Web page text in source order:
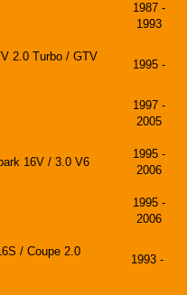
1987 -
1993
2.0 Turbo / GTV
1995 -
1997 -
2005
16V / 3.0 V6
1995 -
2006
1995 -
2006
/ Coupe 2.0
1993 -